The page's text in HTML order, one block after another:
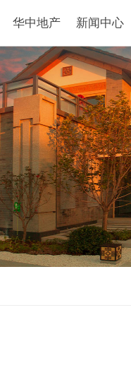
华中地产 新闻中心